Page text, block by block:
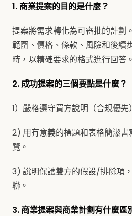
1. 商業提案的目的是什麼？
提案將需求轉化為可審批的計劃
範圍、價格、條款、風險和後續
時，以精確要求的格式進行回答。
2. 成功提案的三個要點是什麼？
1）嚴格遵守買方說明（合規優先
2) 用有意義的標題和表格簡潔
覽。
3) 說明保護雙方的假設/排除項
聯。
3. 商業提案與商業計劃有什麼區